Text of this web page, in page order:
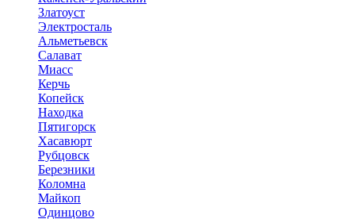
Златоуст
Электросталь
Альметьевск
Салават
Миасс
Керчь
Копейск
Находка
Пятигорск
Хасавюрт
Рубцовск
Березники
Коломна
Майкоп
Одинцово